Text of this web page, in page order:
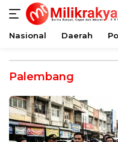
konten
Nasional Daerah
Palembang